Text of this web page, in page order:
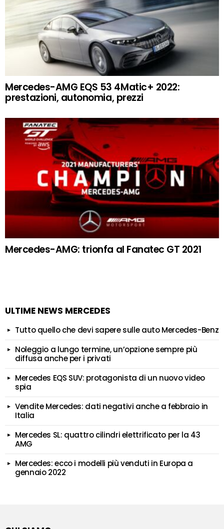
Mercedes-AMG EQS 53 4Matic+ 2022:
prestazioni, autonomia, prezzi
Mercedes-AMG: trionfa al Fanatec GT 2021
ULTIME NEWS MERCEDES
Tutto quello che devi sapere sulle auto Mercedes-Benz
Noleggio a lungo termine, un’opzione sempre più
diffusa anche per i privati
Mercedes EQS SUV: protagonista di un nuovo video
spia
Vendite Mercedes: dati negativi anche a febbraio in
Italia
Mercedes SL: quattro cilindri elettrificato per la 43
AMG
Mercedes: ecco i modelli più venduti in Europa a
gennaio 2022